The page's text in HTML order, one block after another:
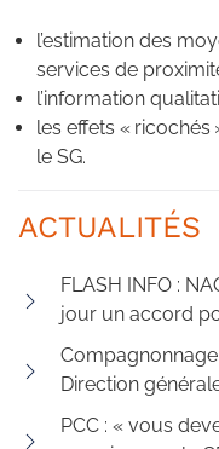
l’estimation des
services de
l’information
les effets «
le SG.
ACTUALITÉS
FLASH INFO :
jour un accord
Compagnonnage
Direction
PCC : « vous